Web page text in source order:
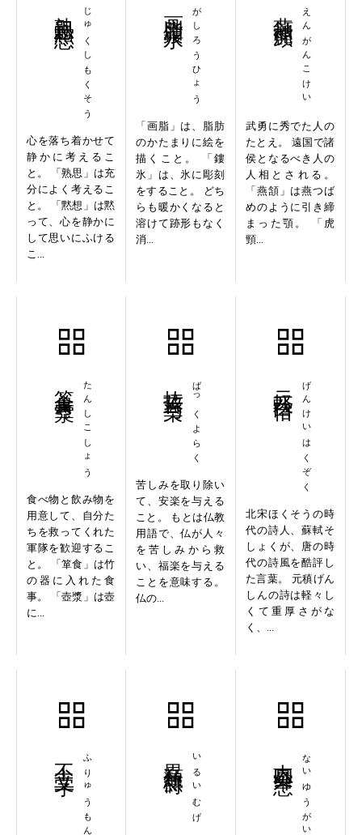
じゅくしもくそう
心を落ち着かせて
静かに考えるこ
と。 「熟思」は充
分によく考えるこ
と。 「黙想」は黙
って、心を静かに
して思いにふける
こ...
がしろうひょう
「画脂」は、脂肪
のかたまりに絵を
描くこと。 「鏤
氷」は、氷に彫刻
をすること。 どち
らも暖かくなると
溶けて跡形もなく
消...
えんがんこけい
武勇に秀でた人の
たとえ。 遠国で諸
侯となるべき人の
人相とされる。
「燕頷」は燕つば
めのように引き締
まった顎。 「虎
頸...
たんしこしょう
食べ物と飲み物を
用意して、自分た
ちを救ってくれた
軍隊を歓迎するこ
と。 「箪食」は竹
の器に入れた食
事。 「壺漿」は壺
に...
ばっくよらく
苦しみを取り除い
て、安楽を与える
こと。 もとは仏教
用語で、仏が人々
を苦しみから救
い、福楽を与える
ことを意味する。
仏の...
げんけいはくぞく
北宋ほくそうの時
代の詩人、蘇軾そ
しょくが、唐の時
代の詩風を酷評し
た言葉。 元稹げん
しんの詩は軽々し
くて重厚さがな
く、...
ふりゅうもんじ いるいむげ ないゆうがいかん